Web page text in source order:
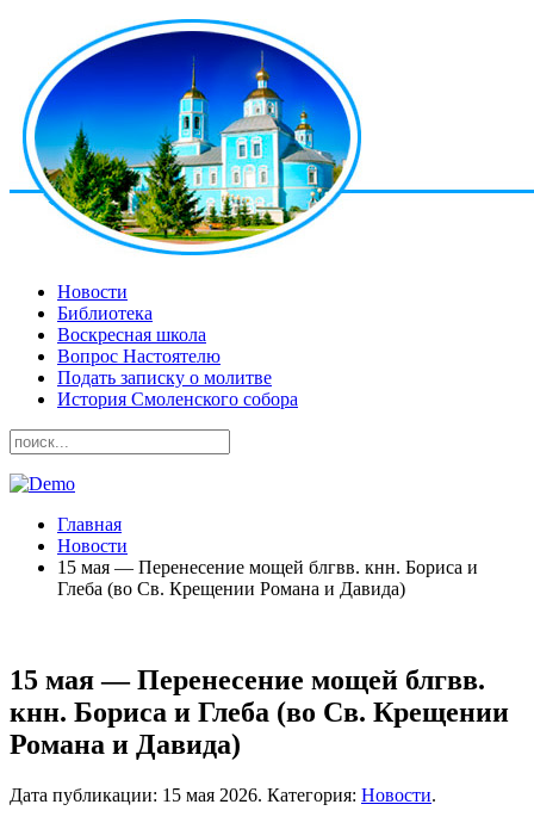
Новости
Библиотека
Воскресная школа
Вопрос Настоятелю
Подать записку о молитве
История Смоленского собора
Главная
Новости
15 мая — Перенесение мощей блгвв. кнн. Бориса и
Глеба (во Св. Крещении Романа и Давида)
15 мая — Перенесение мощей блгвв.
кнн. Бориса и Глеба (во Св. Крещении
Романа и Давида)
Дата публикации: 15 мая 2026. Категория: Новости.